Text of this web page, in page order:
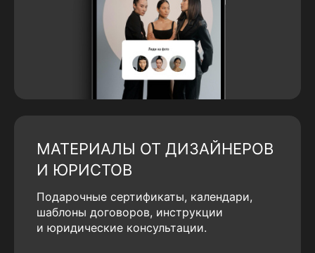
МАТЕРИАЛЫ ОТ ДИЗАЙНЕРОВ
И ЮРИСТОВ
Подарочные сертификаты, календари,
шаблоны договоров, инструкции
и юридические консультации.